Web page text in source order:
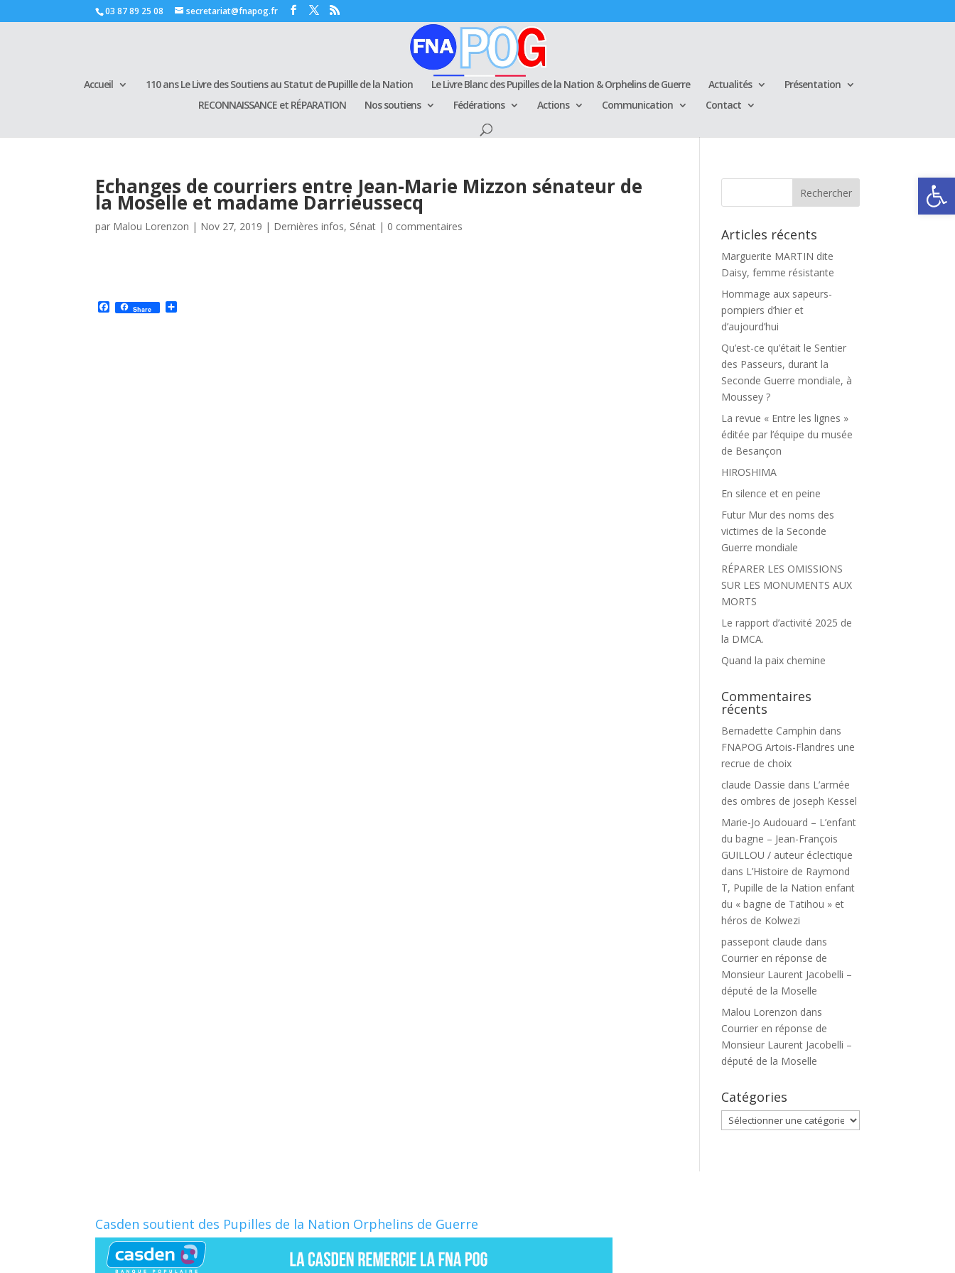
Ouvrir
03 87 89 25 08 secretariat@fnapog.fr
Accueil 110 ans Le Livre des Soutiens au Statut de Pupillle de la Nation Le Livre Blanc des Pupilles de la Nation & Orphelins de Guerre Actualités
Présentation
RECONNAISSANCE et RÉPARATION
Nos soutiens Fédérations Actions Communication Contact
Echanges de courriers entre Jean-Marie Mizzon sénateur de
la Moselle et madame Darrieussecq
par Malou Lorenzon | Nov 27, 2019 | Dernières infos, Sénat | 0 commentaires
F
a
Share
Articles récents
Marguerite MARTIN dite
Daisy, femme résistante
Hommage aux sapeurs-
pompiers d’hier et
d’aujourd’hui
Qu’est-ce qu’était le Sentier
des Passeurs, durant la
Seconde Guerre mondiale, à
Moussey ?
La revue « Entre les lignes »
éditée par l’équipe du musée
de Besançon
HIROSHIMA
En silence et en peine
Futur Mur des noms des
victimes de la Seconde
Guerre mondiale
RÉPARER LES OMISSIONS
SUR LES MONUMENTS AUX
MORTS
Le rapport d’activité 2025 de
la DMCA.
Quand la paix chemine
Commentaires
récents
Bernadette Camphin dans
FNAPOG Artois-Flandres une
recrue de choix
claude Dassie dans L’armée
des ombres de joseph Kessel
Marie-Jo Audouard – L’enfant
du bagne – Jean-François
GUILLOU / auteur éclectique
dans L’Histoire de Raymond
T, Pupille de la Nation enfant
du « bagne de Tatihou » et
héros de Kolwezi
passepont claude dans
Courrier en réponse de
Monsieur Laurent Jacobelli –
député de la Moselle
Malou Lorenzon dans
Courrier en réponse de
Monsieur Laurent Jacobelli –
député de la Moselle
Catégories
Catégories
Casden soutient des Pupilles de la Nation Orphelins de Guerre